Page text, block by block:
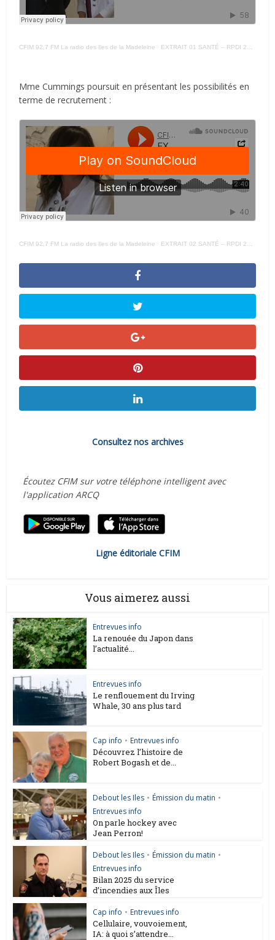
CFIM 92,7 FM La radio des Iles de la Madeleine · EXTRAIT 01 SANTÉ – RPDI 28 – 05 – 21 –
Mme Cummings poursuit en présentant les possibilités en
terme de recrutement :
CFIM 92,7 FM La radio des Iles de la Madeleine · EXTRAIT 02 SANTÉ – RPDI 28 – 05 – 21 –
Consultez nos archives
Écoutez CFIM sur votre téléphone intelligent avec
l'application ARCQ
Ligne éditoriale CFIM
Vous aimerez aussi
Entrevues info
La renouée du Japon dans
l’actualité...
Entrevues info
Le renflouement du Irving
Whale, 30 ans plus tard
Cap info • Entrevues info
Découvrez l’histoire de
Robert Bogash et de...
Debout les Iles • Émission du matin •
Entrevues info
On parle hockey avec
Jean Perron!
Debout les Iles • Émission du matin •
Entrevues info
Bilan 2025 du service
d’incendies aux Îles
Cap info • Entrevues info
Cellulaire, vouvoiement,
IA: à quoi s’attendre...